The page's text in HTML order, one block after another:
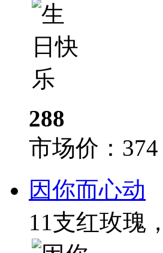
288
市场价： 374
因你而心动
11支红玫瑰